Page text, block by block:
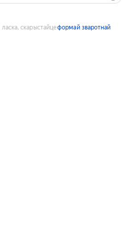
ласка, скарыстайцеформай зваротнай